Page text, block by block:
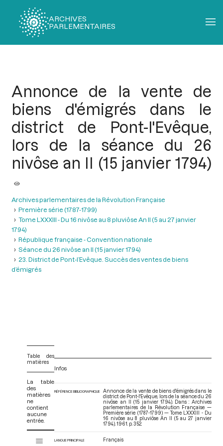
ARCHIVES
PARLEMENTAIRES
Annonce de la vente de
biens d'émigrés dans le
district de Pont-l'Evêque,
lors de la séance du 26
nivôse an II (15 janvier 1794)
Archives parlementaires de la Révolution Française
Première série (1787-1799)
Tome LXXXIII - Du 16 nivôse au 8 pluviôse An II (5 au 27 janvier
1794)
République française - Convention nationale
Séance du 26 nivôse an II (15 janvier 1794)
23. District de Pont-l’Evêque. Succès des ventes de biens
d’émigrés
Table des
matières
La table
des
matières
ne
contient
aucune
entrée.
Tome LXXXIII - Du 16 nivôse au 8 pluviôse An II (5 au 27 janvier 1794)
Infos
RÉFÉRENCE BIBLIOGRAPHIQUE
Annonce de la vente de biens d'émigrés dans le
district de Pont-l'Evêque, lors de la séance du 26
nivôse an II (15 janvier 1794). Dans : Archives
parlementaires de la Révolution Française —
Première série (1787-1799) — Tome LXXXIII - Du
16 nivôse au 8 pluviôse An II (5 au 27 janvier
1794) . 1961. p. 352.
LANGUE PRINCIPALE Français